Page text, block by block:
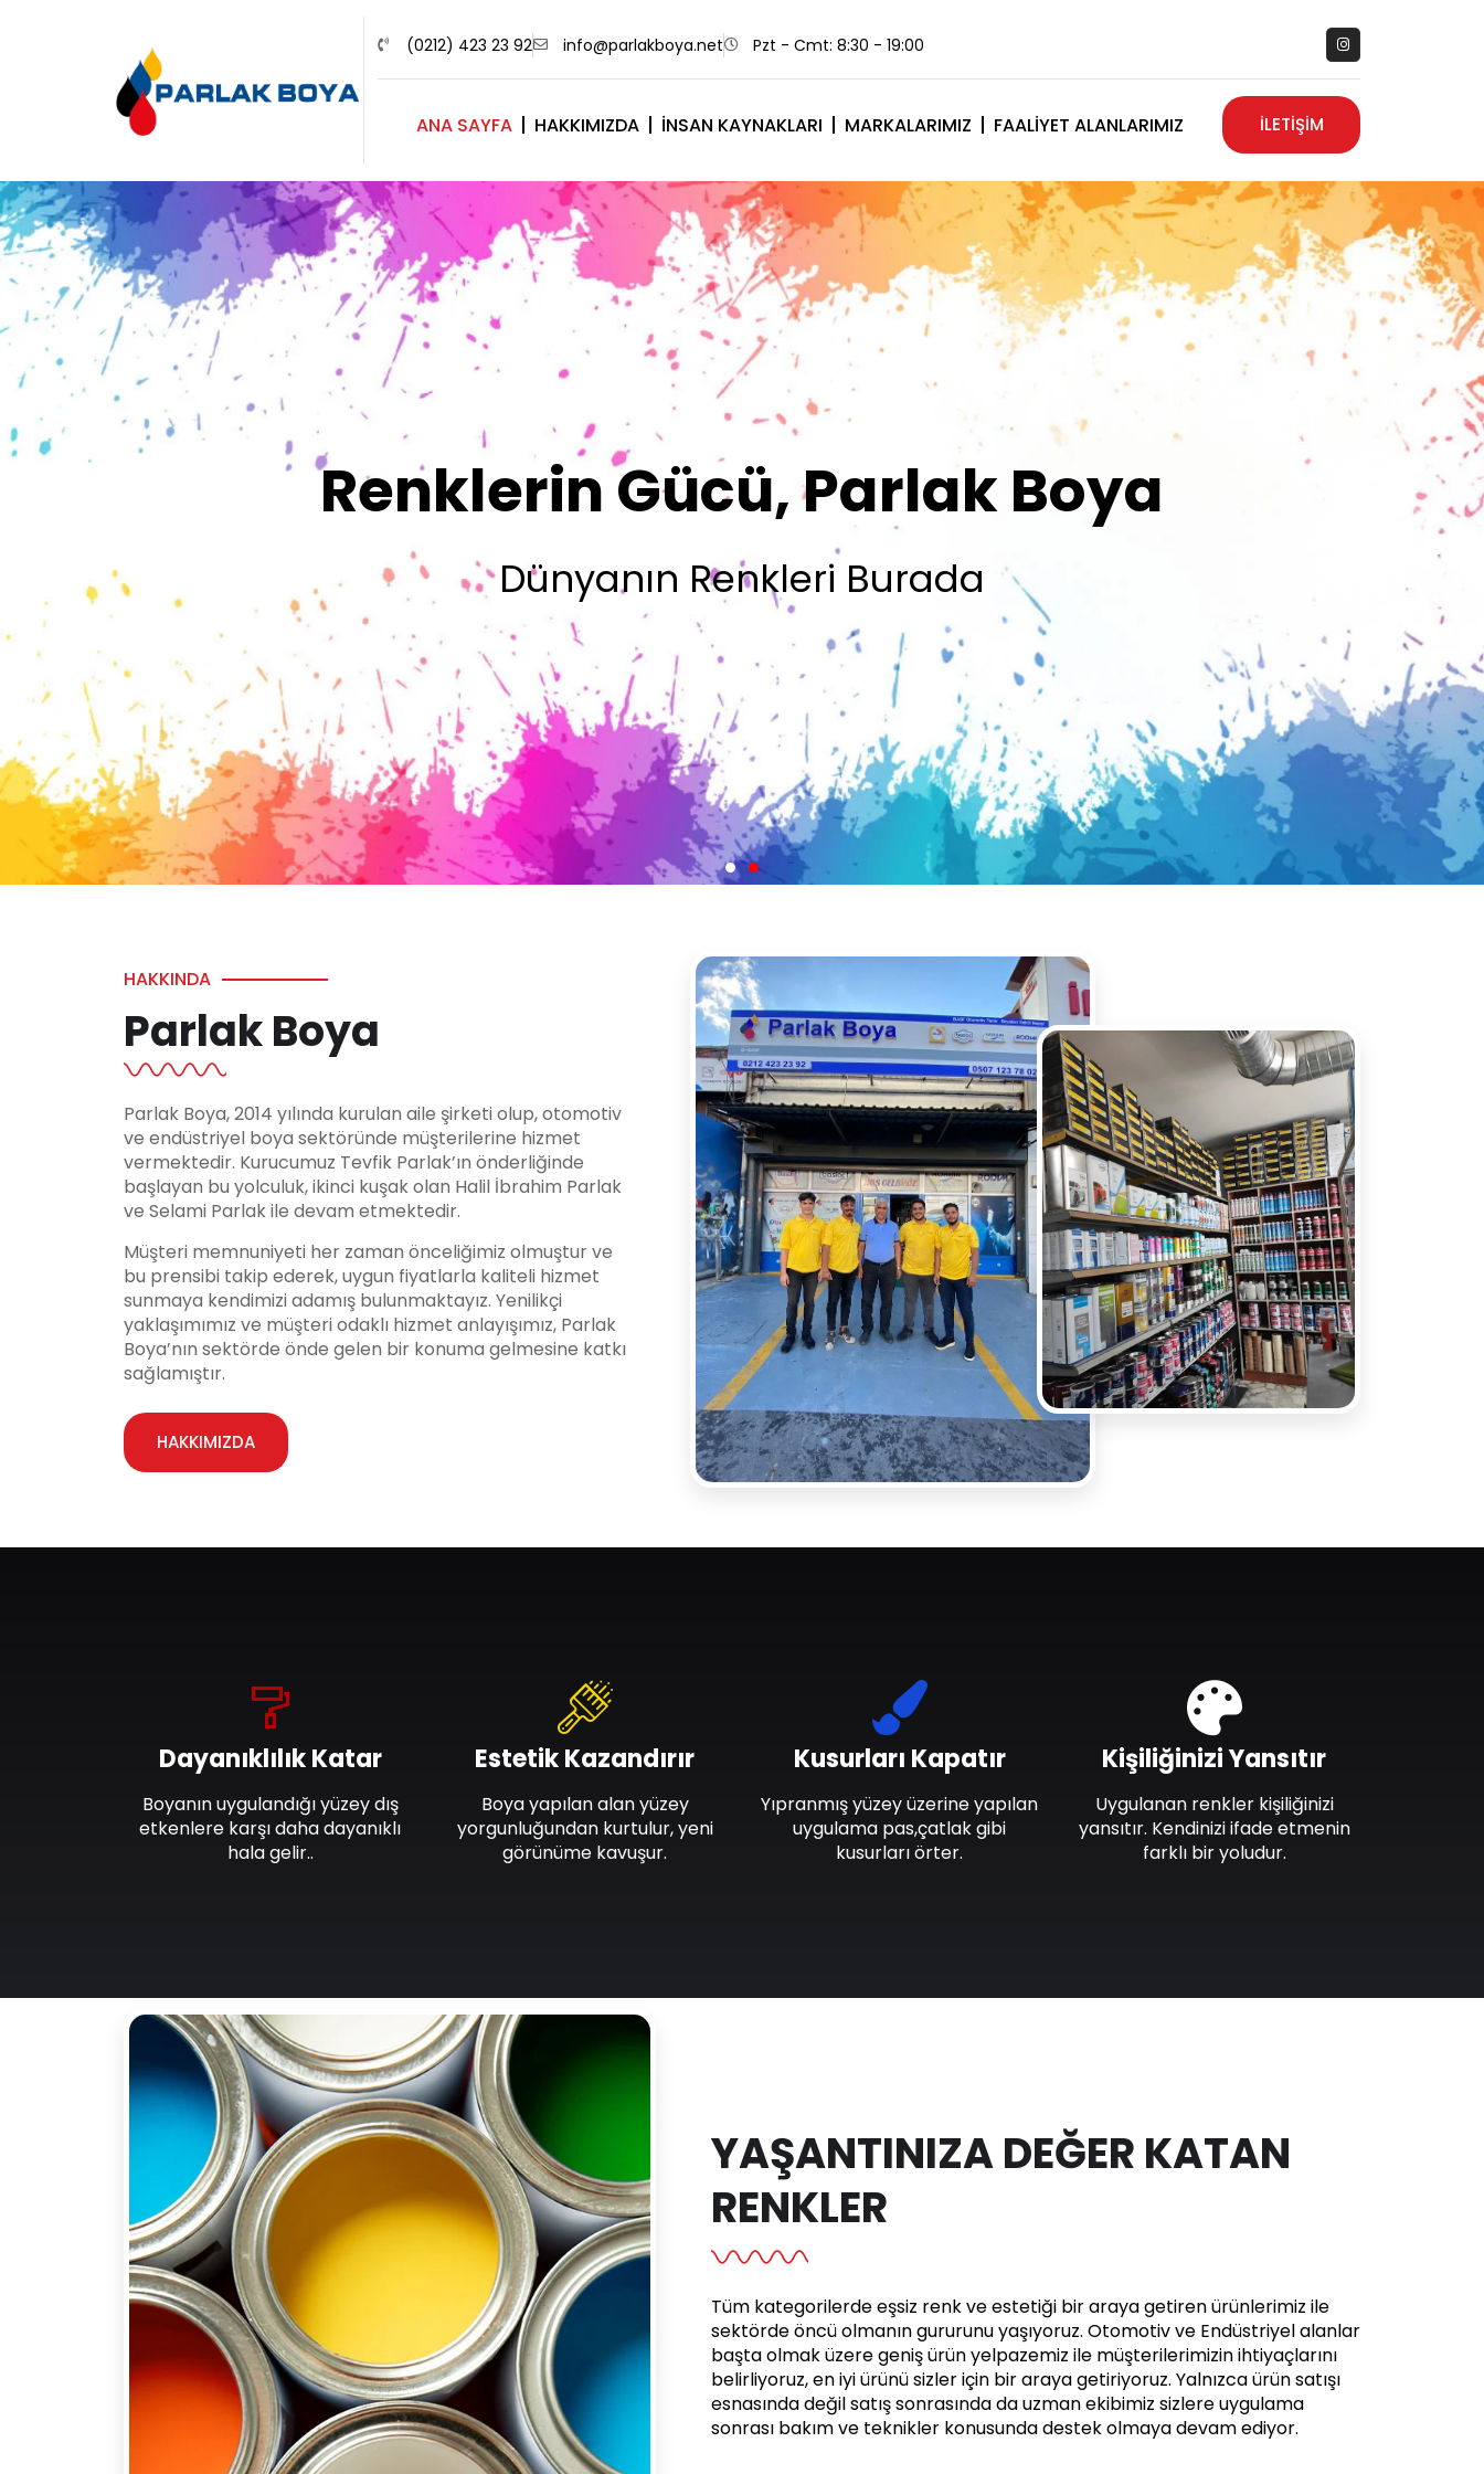
(0212) 423 23 92 info@parlakboya.net Pzt - Cmt: 8:30 - 19:00
ANA SAYFA HAKKIMIZDA İNSAN KAYNAKLARI MARKALARIMIZ FAALIYET ALANLARIMIZ İLETİŞİM
Renklerimiz Sizin İmzanız
Olsun
HAKKINDA
Parlak Boya
Parlak Boya, 2014 yılında kurulan aile şirketi olup, otomotiv
ve endüstriyel boya sektöründe müşterilerine hizmet
vermektedir. Kurucumuz Tevfik Parlak’ın önderliğinde
başlayan bu yolculuk, ikinci kuşak olan Halil İbrahim Parlak
ve Selami Parlak ile devam etmektedir.
Müşteri memnuniyeti her zaman önceliğimiz olmuştur ve
bu prensibi takip ederek, uygun fiyatlarla kaliteli hizmet
sunmaya kendimizi adamış bulunmaktayız. Yenilikçi
yaklaşımımız ve müşteri odaklı hizmet anlayışımız, Parlak
Boya’nın sektörde önde gelen bir konuma gelmesine katkı
sağlamıştır.
HAKKIMIZDA
Dayanıklılık Katar
Boyanın uygulandığı yüzey dış
etkenlere karşı daha dayanıklı
hala gelir..
Estetik Kazandırır
Boya yapılan alan yüzey
yorgunluğundan kurtulur, yeni
görünüme kavuşur.
Kusurları Kapatır
Yıpranmış yüzey üzerine yapılan
uygulama pas,çatlak gibi
kusurları örter.
Kişiliğinizi Yansıtır
Uygulanan renkler kişiliğinizi
yansıtır. Kendinizi ifade etmenin
farklı bir yoludur.
YAŞANTINIZA DEĞER KATAN
RENKLER
Tüm kategorilerde eşsiz renk ve estetiği bir araya getiren ürünlerimiz ile
sektörde öncü olmanın gururunu yaşıyoruz. Otomotiv ve Endüstriyel alanlar
başta olmak üzere geniş ürün yelpazemiz ile müşterilerimizin ihtiyaçlarını
belirliyoruz, en iyi ürünü sizler için bir araya getiriyoruz. Yalnızca ürün satışı
esnasında değil satış sonrasında da uzman ekibimiz sizlere uygulama
sonrası bakım ve teknikler konusunda destek olmaya devam ediyor.